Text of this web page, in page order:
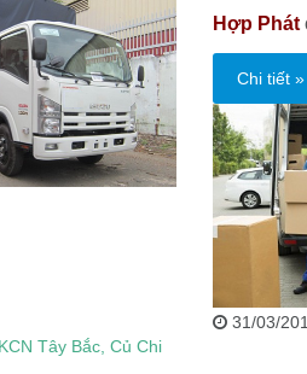
Hợp Phát
Chi tiết »
31/03/
Tây Bắc, Củ Chi